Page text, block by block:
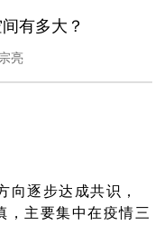
有多大？
亮
向逐步达成共识，
，主要集中在疫情三